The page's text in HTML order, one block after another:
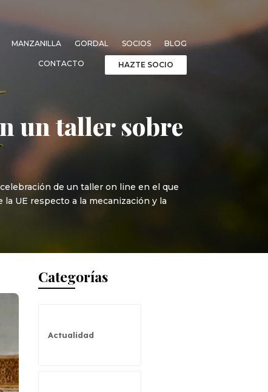
MANZANILLA GORDAL SOCIOS BLOG
CONTACTO HAZTE SOCIO
un taller sobre
de un taller on line en el que
UE respecto a la mecanización y la
Categorías
Actualidad